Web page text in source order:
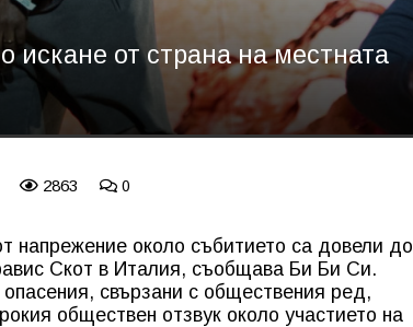
искане от страна на местната
2863 0
напрежение около събитието са довели до
Скот в Италия, съобщава Би Би Си.
свързани с обществения ред,
обществен отзвук около участието на